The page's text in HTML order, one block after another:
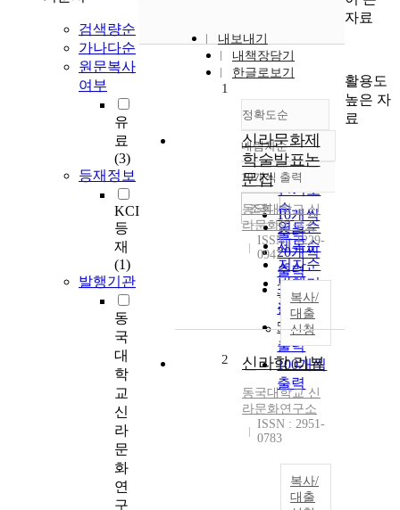
검색량순
가나다순
원문복사
여부
유
료
(3)
등재정보
KCI
등
재
(1)
발행기관
동
국
대
학
교
신
라
문
화
연
구
내보내기
내책장담기
한글로보기
정확도순
정확도
순
인기도
순
연도순
제목순
저자순
발행기
관순
내림차순
내림차순
10개씩 출력
10개씩
출력
20개씩
출력
30개씩
출력
50개씩
출력
100개씩
출력
조회
1
신라문화제
학술발표논
문집
동국대학교 신
라문화연구소
ISSN : 1229-
0947
복사/
대출
신청
2 신라학 리뷰
동국대학교 신
라문화연구소
ISSN : 2951-
0783
복사/
대출
자료
활용도
높은 자
료